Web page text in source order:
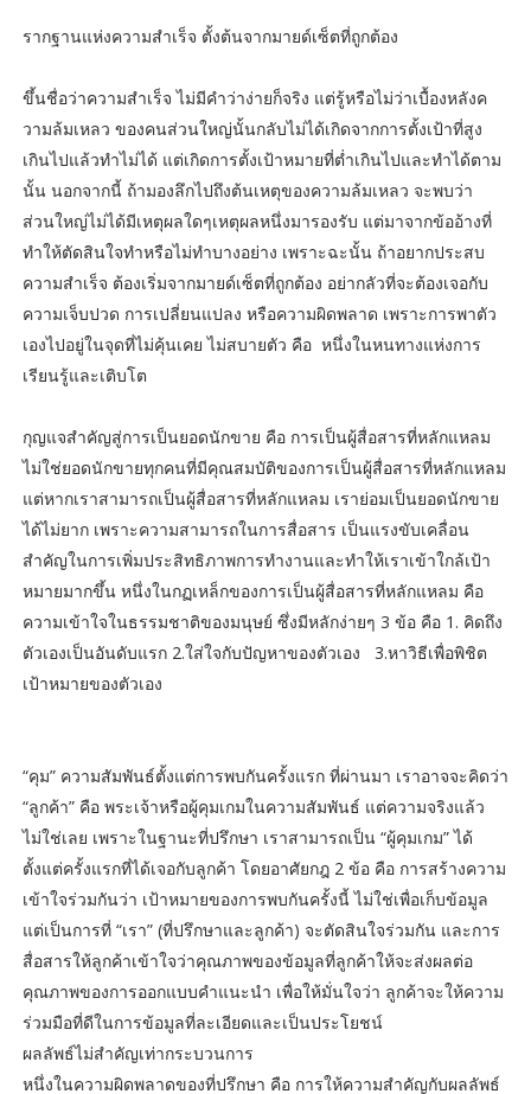
รากฐานแห่งความสำเร็จ ตั้งต้นจากมายด์เซ็ตที่ถูกต้อง
ขึ้นชื่อว่าความสำเร็จ ไม่มีคำว่าง่ายก็จริง แต่รู้หรือไม่ว่าเบื้องหลังค
วามล้มเหลว ของคนส่วนใหญ่นั้นกลับไม่ได้เกิดจากการตั้งเป้าที่สูง
เกินไปแล้วทำไม่ได้ แต่เกิดการตั้งเป้าหมายที่ต่ำเกินไปและทำได้ตาม
นั้น นอกจากนี้ ถ้ามองลึกไปถึงต้นเหตุของความล้มเหลว จะพบว่า
ส่วนใหญ่ไม่ได้มีเหตุผลใดๆเหตุผลหนึ่งมารองรับ แต่มาจากข้ออ้างที่
ทำให้ตัดสินใจทำหรือไม่ทำบางอย่าง เพราะฉะนั้น ถ้าอยากประสบ
ความสำเร็จ ต้องเริ่มจากมายด์เซ็ตที่ถูกต้อง อย่ากลัวที่จะต้องเจอกับ
ความเจ็บปวด การเปลี่ยนแปลง หรือความผิดพลาด เพราะการพาตัว
เองไปอยู่ในจุดที่ไม่คุ้นเคย ไม่สบายตัว คือ หนึ่งในหนทางแห่งการ
เรียนรู้และเติบโต
กุญแจสำคัญสู่การเป็นยอดนักขาย คือ การเป็นผู้สื่อสารที่หลักแหลม
ไม่ใช่ยอดนักขายทุกคนที่มีคุณสมบัติของการเป็นผู้สื่อสารที่หลักแหลม
แต่หากเราสามารถเป็นผู้สื่อสารที่หลักแหลม เราย่อมเป็นยอดนักขาย
ได้ไม่ยาก เพราะความสามารถในการสื่อสาร เป็นแรงขับเคลื่อน
สำคัญในการเพิ่มประสิทธิภาพการทำงานและทำให้เราเข้าใกล้เป้า
หมายมากขึ้น หนึ่งในกฏเหล็กของการเป็นผู้สื่อสารที่หลักแหลม คือ
ความเข้าใจในธรรมชาติของมนุษย์ ซึ่งมีหลักง่ายๆ 3 ข้อ คือ 1. คิดถึง
ตัวเองเป็นอันดับแรก 2.ใส่ใจกับปัญหาของตัวเอง 3.หาวิธีเพื่อพิชิต
เป้าหมายของตัวเอง
“คุม” ความสัมพันธ์ตั้งแต่การพบกันครั้งแรก ที่ผ่านมา เราอาจจะคิดว่า
“ลูกค้า” คือ พระเจ้าหรือผู้คุมเกมในความสัมพันธ์ แต่ความจริงแล้ว
ไม่ใช่เลย เพราะในฐานะที่ปรึกษา เราสามารถเป็น “ผู้คุมเกม” ได้
ตั้งแต่ครั้งแรกที่ได้เจอกับลูกค้า โดยอาศัยกฎ 2 ข้อ คือ การสร้างความ
เข้าใจร่วมกันว่า เป้าหมายของการพบกันครั้งนี้ ไม่ใช่เพื่อเก็บข้อมูล
แต่เป็นการที่ “เรา” (ที่ปรึกษาและลูกค้า) จะตัดสินใจร่วมกัน และการ
สื่อสารให้ลูกค้าเข้าใจว่าคุณภาพของข้อมูลที่ลูกค้าให้จะส่งผลต่อ
คุณภาพของการออกแบบคำแนะนำ เพื่อให้มั่นใจว่า ลูกค้าจะให้ความ
ร่วมมือที่ดีในการข้อมูลที่ละเอียดและเป็นประโยชน์
ผลลัพธ์ไม่สำคัญเท่ากระบวนการ
หนึ่งในความผิดพลาดของที่ปรึกษา คือ การให้ความสำคัญกับผลลัพธ์